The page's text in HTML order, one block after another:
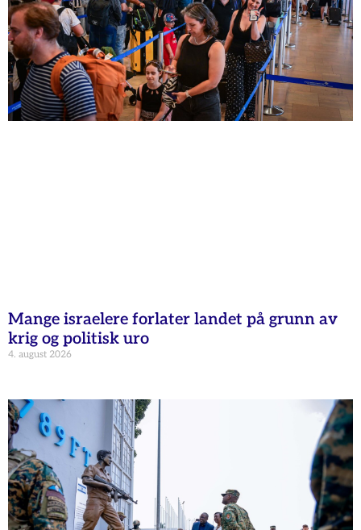
Mange israelere forlater landet på grunn av
krig og politisk uro
4. august 2026